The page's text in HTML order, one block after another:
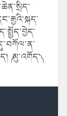
མུ་འགོད་༽